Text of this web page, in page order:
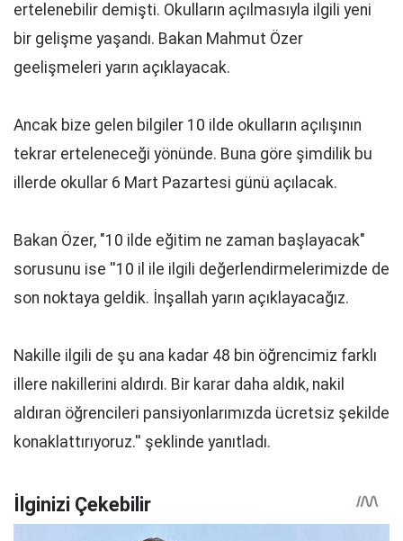
ertelenebilir demişti. Okulların açılmasıyla ilgili yeni
bir gelişme yaşandı. Bakan Mahmut Özer
geelişmeleri yarın açıklayacak.
Ancak bize gelen bilgiler 10 ilde okulların açılışının
tekrar erteleneceği yönünde. Buna göre şimdilik bu
illerde okullar 6 Mart Pazartesi günü açılacak.
Bakan Özer, "10 ilde eğitim ne zaman başlayacak"
sorusunu ise ''10 il ile ilgili değerlendirmelerimizde de
son noktaya geldik. İnşallah yarın açıklayacağız.
Nakille ilgili de şu ana kadar 48 bin öğrencimiz farklı
illere nakillerini aldırdı. Bir karar daha aldık, nakil
aldıran öğrencileri pansiyonlarımızda ücretsiz şekilde
konaklattırıyoruz.'' şeklinde yanıtladı.